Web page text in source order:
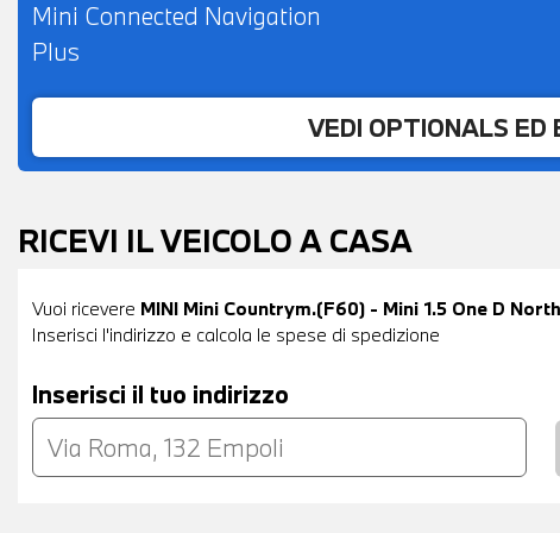
Mini Connected Navigation
Plus
VEDI OPTIONALS ED
RICEVI IL VEICOLO A CASA
Vuoi ricevere MINI Mini Countrym.(F60) - Mini 1.5 One D
Inserisci l'indirizzo e calcola le spese di spedizione
Inserisci il tuo indirizzo